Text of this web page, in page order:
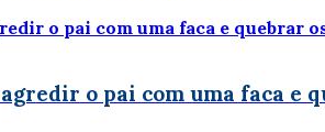
o pai com uma faca e